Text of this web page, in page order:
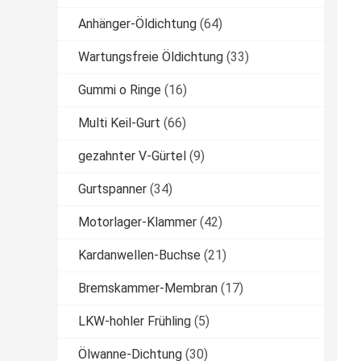
Anhänger-Öldichtung (64)
Wartungsfreie Öldichtung (33)
Gummi o Ringe (16)
Multi Keil-Gurt (66)
gezahnter V-Gürtel (9)
Gurtspanner (34)
Motorlager-Klammer (42)
Kardanwellen-Buchse (21)
Bremskammer-Membran (17)
LKW-hohler Frühling (5)
Ölwanne-Dichtung (30)